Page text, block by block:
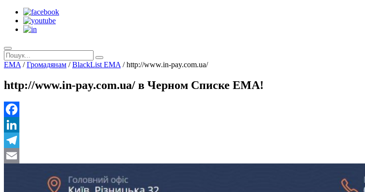
EMA /Громадянам /BlackList EMA /http://www.in-pay.com.ua/
http://www.in-pay.com.ua/ в Черном Списке ЕМА!
Facebook
LinkedIn
Telegram